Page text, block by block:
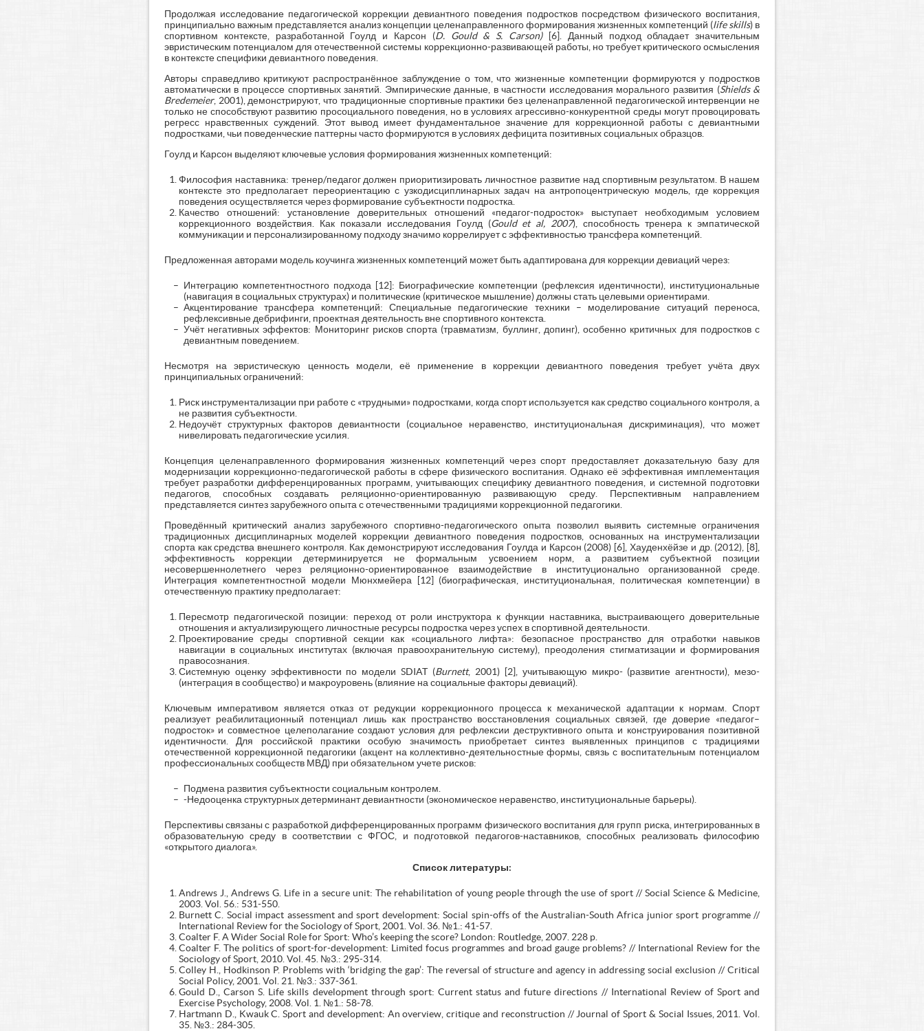
Продолжая исследование педагогической коррекции девиантного поведения подростков посредством физического воспитания,
принципиально важным представляется анализ концепции целенаправленного формирования жизненных компетенций (life skills) в
спортивном контексте, разработанной Гоулд и Карсон (D. Gould & S. Carson)[6]. Данный подход обладает значительным
эвристическим потенциалом для отечественной системы коррекционно-развивающей работы, но требует критического осмысления
в контексте специфики девиантного поведения.
Авторы справедливо критикуют распространённое заблуждение о том, что жизненные компетенции формируются у подростков
автоматически в процессе спортивных занятий. Эмпирические данные, в частности исследования морального развития (Shields &
Bredemeier, 2001), демонстрируют, что традиционные спортивные практики без целенаправленной педагогической интервенции не
только не способствуют развитию просоциального поведения, но в условиях агрессивно-конкурентной среды могут провоцировать
регресс нравственных суждений. Этот вывод имеет фундаментальное значение для коррекционной работы с девиантными
подростками, чьи поведенческие паттерны часто формируются в условиях дефицита позитивных социальных образцов.
Гоулд и Карсон выделяют ключевые условия формирования жизненных компетенций:
Философия наставника: тренер/педагог должен приоритизировать личностное развитие над спортивным результатом. В нашем
контексте это предполагает переориентацию с узкодисциплинарных задач на антропоцентрическую модель, где коррекция
поведения осуществляется через формирование субъектности подростка.
Качество отношений: установление доверительных отношений «педагог-подросток» выступает необходимым условием
коррекционного воздействия. Как показали исследования Гоулд (Gould et al, 2007), способность тренера к эмпатической
коммуникации и персонализированному подходу значимо коррелирует с эффективностью трансфера компетенций.
Предложенная авторами модель коучинга жизненных компетенций может быть адаптирована для коррекции девиаций через:
Интеграцию компетентностного подхода [12]: Биографические компетенции (рефлексия идентичности), институциональные
(навигация в социальных структурах) и политические (критическое мышление) должны стать целевыми ориентирами.
Акцентирование трансфера компетенций: Специальные педагогические техники – моделирование ситуаций переноса,
рефлексивные дебрифинги, проектная деятельность вне спортивного контекста.
Учёт негативных эффектов: Мониторинг рисков спорта (травматизм, буллинг, допинг), особенно критичных для подростков с
девиантным поведением.
Несмотря на эвристическую ценность модели, её применение в коррекции девиантного поведения требует учёта двух
принципиальных ограничений:
Риск инструментализации при работе с «трудными» подростками, когда спорт используется как средство социального контроля, а
не развития субъектности.
Недоучёт структурных факторов девиантности (социальное неравенство, институциональная дискриминация), что может
нивелировать педагогические усилия.
Концепция целенаправленного формирования жизненных компетенций через спорт предоставляет доказательную базу для
модернизации коррекционно-педагогической работы в сфере физического воспитания. Однако её эффективная имплементация
требует разработки дифференцированных программ, учитывающих специфику девиантного поведения, и системной подготовки
педагогов, способных создавать реляционно-ориентированную развивающую среду. Перспективным направлением
представляется синтез зарубежного опыта с отечественными традициями коррекционной педагогики.
Проведённый критический анализ зарубежного спортивно-педагогического опыта позволил выявить системные ограничения
традиционных дисциплинарных моделей коррекции девиантного поведения подростков, основанных на инструментализации
спорта как средства внешнего контроля. Как демонстрируют исследования Гоулда и Карсон (2008) [6], Хауденхёйзе и др. (2012), [8],
эффективность коррекции детерминируется не формальным усвоением норм, а развитием субъектной позиции
несовершеннолетнего через реляционно-ориентированное взаимодействие в институционально организованной среде.
Интеграция компетентностной модели Мюнхмейера [12] (биографическая, институциональная, политическая компетенции) в
отечественную практику предполагает:
Пересмотр педагогической позиции: переход от роли инструктора к функции наставника, выстраивающего доверительные
отношения и актуализирующего личностные ресурсы подростка через успех в спортивной деятельности.
Проектирование среды спортивной секции как «социального лифта»: безопасное пространство для отработки навыков
навигации в социальных институтах (включая правоохранительную систему), преодоления стигматизации и формирования
правосознания.
Системную оценку эффективности по модели SDIAT (Burnett, 2001) [2], учитывающую микро- (развитие агентности), мезо-
(интеграция в сообщество) и макроуровень (влияние на социальные факторы девиаций).
Ключевым императивом является отказ от редукции коррекционного процесса к механической адаптации к нормам. Спорт
реализует реабилитационный потенциал лишь как пространство восстановления социальных связей, где доверие «педагог–
подросток» и совместное целеполагание создают условия для рефлексии деструктивного опыта и конструирования позитивной
идентичности. Для российской практики особую значимость приобретает синтез выявленных принципов с традициями
отечественной коррекционной педагогики (акцент на коллективно-деятельностные формы, связь с воспитательным потенциалом
профессиональных сообществ МВД) при обязательном учете рисков:
Подмена развития субъектности социальным контролем.
-Недооценка структурных детерминант девиантности (экономическое неравенство, институциональные барьеры).
Перспективы связаны с разработкой дифференцированных программ физического воспитания для групп риска, интегрированных в
образовательную среду в соответствии с ФГОС, и подготовкой педагогов-наставников, способных реализовать философию
«открытого диалога».
Список литературы:
Andrews J., Andrews G. Life in a secure unit: The rehabilitation of young people through the use of sport // Social Science & Medicine,
2003. Vol. 56.: 531-550.
Burnett C. Social impact assessment and sport development: Social spin-offs of the Australian-South Africa junior sport programme //
International Review for the Sociology of Sport, 2001. Vol. 36. №1.: 41-57.
Coalter F. A Wider Social Role for Sport: Who’s keeping the score? London: Routledge, 2007. 228 p.
Coalter F. The politics of sport-for-development: Limited focus programmes and broad gauge problems? // International Review for the
Sociology of Sport, 2010. Vol. 45. №3.: 295-314.
Colley H., Hodkinson P. Problems with ‘bridging the gap’: The reversal of structure and agency in addressing social exclusion // Critical
Social Policy, 2001. Vol. 21. №3.: 337-361.
Gould D., Carson S. Life skills development through sport: Current status and future directions // International Review of Sport and
Exercise Psychology, 2008. Vol. 1. №1.: 58-78.
Hartmann D., Kwauk C. Sport and development: An overview, critique and reconstruction // Journal of Sport & Social Issues, 2011. Vol.
35. №3.: 284-305.